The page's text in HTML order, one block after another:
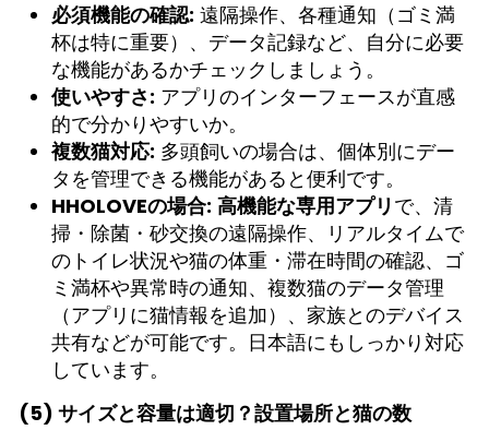
必須機能の確認: 遠隔操作、各種通知（ゴミ満
杯は特に重要）、データ記録など、自分に必要
な機能があるかチェックしましょう。
使いやすさ: アプリのインターフェースが直感
的で分かりやすいか。
複数猫対応: 多頭飼いの場合は、個体別にデー
タを管理できる機能があると便利です。
HHOLOVEの場合: 高機能な専用アプリ で、清
掃・除菌・砂交換の遠隔操作、リアルタイムで
のトイレ状況や猫の体重・滞在時間の確認、ゴ
ミ満杯や異常時の通知、複数猫のデータ管理
（アプリに猫情報を追加）、家族とのデバイス
共有などが可能です。日本語にもしっかり対応
しています。
(5) サイズと容量は適切？設置場所と猫の数